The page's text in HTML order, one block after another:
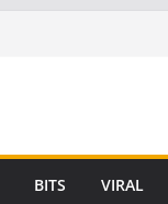
BITS VIRAL